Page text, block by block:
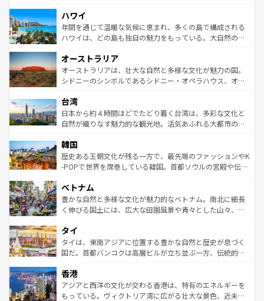
ば市内交通費無料で観光を楽しむこともできる。 なお、新
着のスイス情報はコンテンツ一覧 を参照してほしい。
のような巨大都市は、観光、ショッピング、エンターテイ
ンメントが詰まった刺激的なスポットだ。一方、アメリカ
西部には大自然が広がり、グランドキャニオンやイエロー
部のニューオーリンズでは、音楽と美食が融合した独特の
文化が魅力。旅行者はアメリカの各地域で異なる魅力を楽
しみながら、その多様性と豊かな歴史を感じることができ
ならではの贅沢な旅のスタイルだ。 なお、新着のアメリカ
情報はコンテンツ一覧を参照してほしい。
ハワイ
年間を通じて温暖な気候に恵まれ、多くの島で構成される
ハワイは、どの島も独自の魅力をもっている。大自然の神
ワイ島は見逃せない。また、定番の観光地といえばオアフ
島だが、静かな自然を求めるならマウイ島やカウアイ島が
おすすめ。エメラルドグリーンに輝く海をはじめ、豊かな
れるおもてなしの心で訪れる人々を迎えてくれるハワイの
人々、おいしいローカルフードやハワイアンミュージッ
ク、伝統的なフラダンスなど、すべてがハワイの魅力を彩
ワイを、存分に味わってほしい。 なお、新着のハワイ情報
はコンテンツ一覧を参照してほしい。
オーストラリア
オーストラリアは、壮大な自然と多様な文化が魅力の国。
シドニーのシンボルであるシドニー・オペラハウス、オー
リアリーフや大陸中央部にそびえるウルル（エアーズロッ
ク）、タスマニアの美しい原生林やケアンズの熱帯雨林な
ど、見どころがたくさん。また、カフェやワイン、オージ
いる。アクティビティも充実しており、サーフィンやダイ
ビング、ハイキングなど、アウトドア好きにはたまらな
い。オーストラリアの多彩な魅力を存分に味わいつくそ
参照してほしい。
台湾
日本から約４時間ほどでたどり着く台湾は、多彩な文化と
自然が織りなす魅力的な観光地。活気あふれる大都市の台
ン）、静ひつな山岳地帯である台湾東部など、都市の喧騒
と山間の静けさが共存しており、訪れる人に新しい発見と
驚きをもたらしてくれる。また、奥深い台湾の食文化も魅
容にもいいと評判のスイーツなど、バラエティ豊かな料理
が味わえる。 なお、新着の台湾情報は コンテンツ一覧を参
照してほしい。
韓国
歴史ある王朝文化が残る一方で、最先端のファッションやK
-POPで世界を席巻している韓国。首都ソウルの宮殿や伝統
き、地方に足を延ばせば四季折々の自然美を楽しむことが
できる。そして、キムチや焼肉、絶品のストリートフード
まで、さまざまな韓国料理が待っている。夜には、韓国な
リティに包まれながら、韓国の多彩な魅力を心ゆくまで味
わってみてほしい。 なお、新着の韓国情報はコンテンツ一
覧を参照してほしい。
ベトナム
豊かな自然と多様な文化が魅力的なベトナム。南北に細長
く伸びる国土には、広大な田園風景や青々とした山々、世
急速な発展と共に伝統が息づく。ハノイの古い町並みやホ
ーチミン市のフランス統治時代の建物も、独特の雰囲気を
醸し出している。また、バラエティの豊かさとおいしさで
とつ。フォーやバインミー、ベトナムコーヒーなどは、ぜ
ひ現地で味わいたい。どの地域を訪れてもあたたかい人々
が旅行者を迎えてくれるので、きっと忘れられない旅にな
タイ
タイは、東南アジアに位置する豊かな自然と歴史が息づく
国だ。首都バンコクは高層ビルが立ち並ぶ一方、伝統的な
の活気が交差している。北部ではチェンマイなどの山岳地
帯で自然と触れ合い、南部ではプーケットやクラビの美し
いビーチでリゾート気分を楽しむことができる。タイ料理
香港
アジアと西洋の文化が交わる香港は、特有のエネルギーを
もっている。ヴィクトリア湾に広がる壮大な景色、近未来